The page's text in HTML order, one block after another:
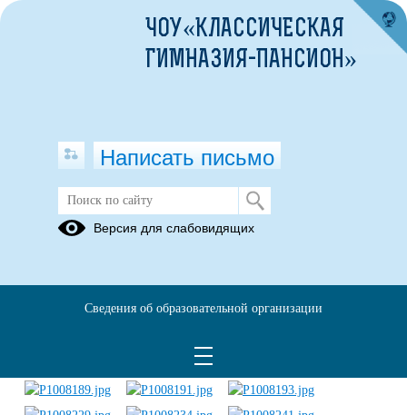
День знаний
ЧОУ«КЛАССИЧЕСКАЯ
ГИМНАЗИЯ-ПАНСИОН»
Написать письмо
Версия для слабовидящих
Сведения об образовательной организации